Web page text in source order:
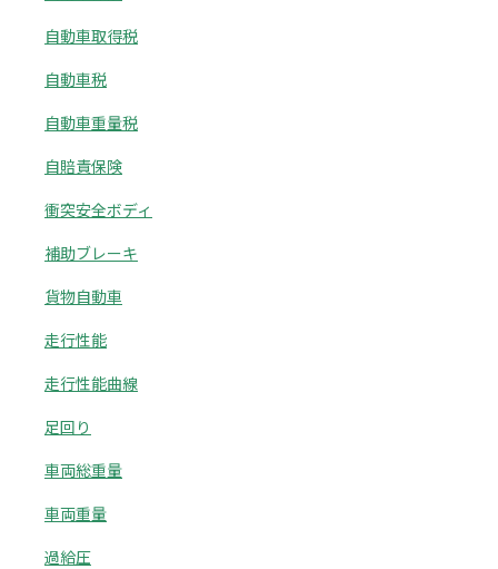
自動車取得税
自動車税
自動車重量税
自賠責保険
衝突安全ボディ
補助ブレーキ
貨物自動車
走行性能
走行性能曲線
足回り
車両総重量
車両重量
過給圧